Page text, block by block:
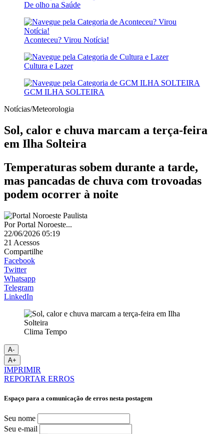
De olho na Saúde
Aconteceu? Virou Notícia!
Cultura e Lazer
GCM ILHA SOLTEIRA
Notícias/Meteorologia
Sol, calor e chuva marcam a terça-feira
em Ilha Solteira
Temperaturas sobem durante a tarde,
mas pancadas de chuva com trovoadas
podem ocorrer à noite
PorPortal Noroeste...
22/06/2026 05:19
21 Acessos
Compartilhe
Facebook
Twitter
Whatsapp
Telegram
LinkedIn
Clima Tempo
A-
A+
IMPRIMIR
REPORTAR ERROS
Espaço para a comunicação de erros nesta postagem
Seu nome
Seu e-mail